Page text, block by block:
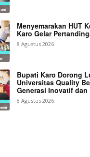
Menyemarakan HUT
Karo Gelar
8 Agustus 2026
Bupati Karo Dorong
Universitas Quality
Generasi Inovatif
8 Agustus 2026